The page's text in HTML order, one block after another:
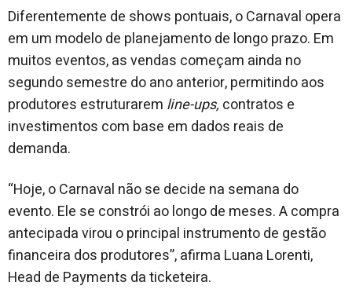
Diferentemente de shows pontuais, o Carnaval opera
em um modelo de planejamento de longo prazo. Em
muitos eventos, as vendas começam ainda no
segundo semestre do ano anterior, permitindo aos
produtores estruturarem line-ups, contratos e
investimentos com base em dados reais de
demanda.
“Hoje, o Carnaval não se decide na semana do
evento. Ele se constrói ao longo de meses. A compra
antecipada virou o principal instrumento de gestão
financeira dos produtores”, afirma Luana Lorenti,
Head de Payments da ticketeira.